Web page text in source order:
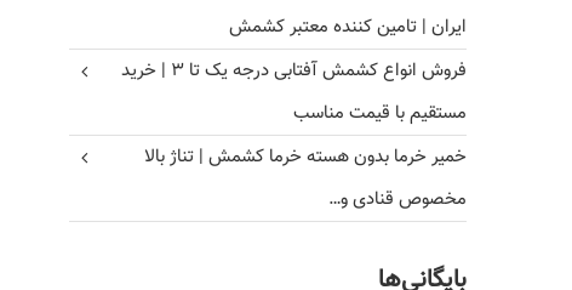
ایران | تامین کننده معتبر کشمش
فروش انواع کشمش آفتابی درجه یک تا ۳ | خرید
مستقیم با قیمت مناسب
خمیر خرما بدون هسته خرما کشمش | تناژ بالا
مخصوص قنادی و…
بایگانی‌ها